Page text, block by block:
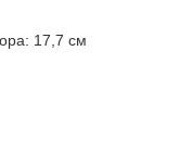
17,7 см